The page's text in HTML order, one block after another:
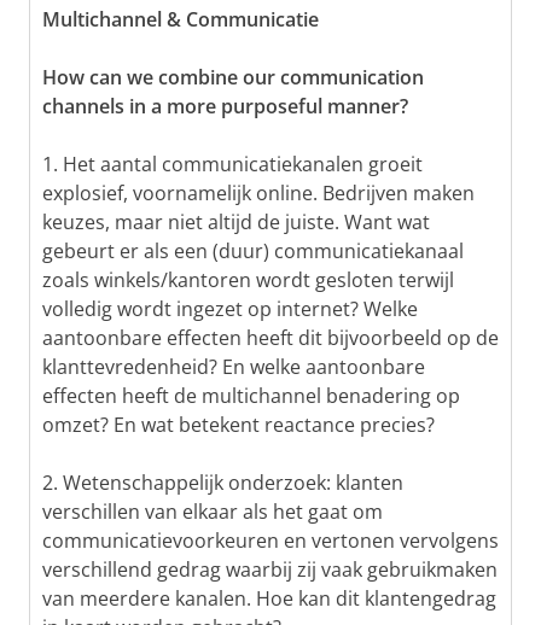
Multichannel & Communicatie
How can we combine our communication
channels in a more purposeful manner?
1. Het aantal communicatiekanalen groeit
explosief, voornamelijk online. Bedrijven maken
keuzes, maar niet altijd de juiste. Want wat
gebeurt er als een (duur) communicatiekanaal
zoals winkels/kantoren wordt gesloten terwijl
volledig wordt ingezet op internet? Welke
aantoonbare effecten heeft dit bijvoorbeeld op de
klanttevredenheid? En welke aantoonbare
effecten heeft de multichannel benadering op
omzet? En wat betekent reactance precies?
2. Wetenschappelijk onderzoek: klanten
verschillen van elkaar als het gaat om
communicatievoorkeuren en vertonen vervolgens
verschillend gedrag waarbij zij vaak gebruikmaken
van meerdere kanalen. Hoe kan dit klantengedrag